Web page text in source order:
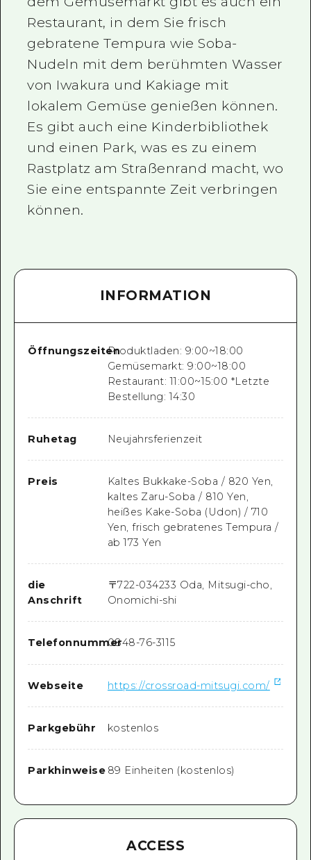
Restaurant, in dem Sie frisch
gebratene Tempura wie Soba-
Nudeln mit dem berühmten Wasser
von Iwakura und Kakiage mit
lokalem Gemüse genießen können.
Es gibt auch eine Kinderbibliothek
und einen Park, was es zu einem
Rastplatz am Straßenrand macht, wo
Sie eine entspannte Zeit verbringen
können.
INFORMATION
ÖffnungszeitenProduktladen: 9:00~18:00
Gemüsemarkt: 9:00~18:00
Restaurant: 11:00~15:00 *Letzte
Bestellung: 14:30
Ruhetag Neujahrsferienzeit
Preis
Kaltes Bukkake-Soba / 820 Yen,
kaltes Zaru-Soba / 810 Yen,
heißes Kake-Soba (Udon) / 710
Yen, frisch gebratenes Tempura /
ab 173 Yen
die
Anschrift
〒722-034233 Oda, Mitsugi-cho,
Onomichi-shi
Telefonnummer0848-76-3115
Webseite https://crossroad-mitsugi.com/
Parkgebühr kostenlos
Parkhinweise 89 Einheiten (kostenlos)
ACCESS